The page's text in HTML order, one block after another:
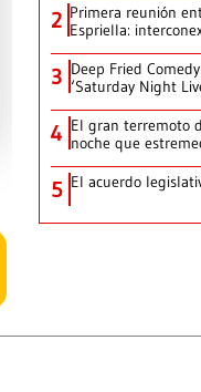
2 Primera reunión
Espriella:
3 Deep Fried
‘Saturday Night
4 El gran terremoto
noche que
5 El acuerdo